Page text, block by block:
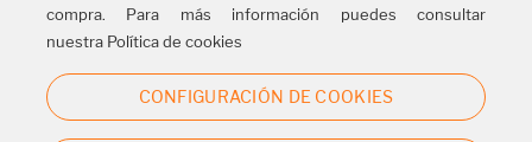
SÍGUENOS
compra. Para más información puedes consultar
nuestra Política de cookies
CONFIGURACIÓN DE COOKIES